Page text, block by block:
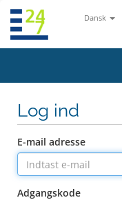
Dansk
Log ind
E-mail adresse
Adgangskode